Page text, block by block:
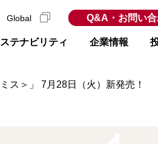
テナビリティ 企業情報
Global Q&A・お問い
ス＞」 7月28日（火）新発売！